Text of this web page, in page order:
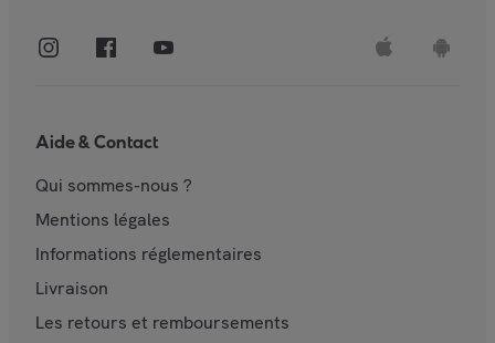
Aide & Contact
Qui sommes-nous ?
Mentions légales
Informations réglementaires
Livraison
Les retours et remboursements